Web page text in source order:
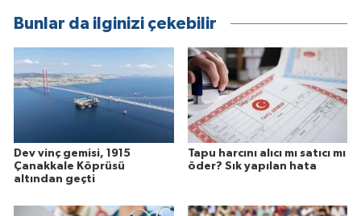
Bunlar da ilginizi çekebilir
Dev vinç gemisi, 1915
Çanakkale Köprüsü
altından geçti
Tapu harcını alıcı mı satıcı mı
öder? Sık yapılan hata